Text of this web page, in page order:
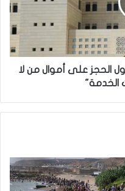
الحجز على أموال من لا
الخدمة"